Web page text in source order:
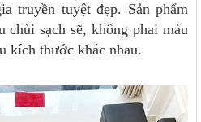
truyền tuyệt đẹp. Sản phẩm
chùi sạch sẽ, không phai màu
kích thước khác nhau.